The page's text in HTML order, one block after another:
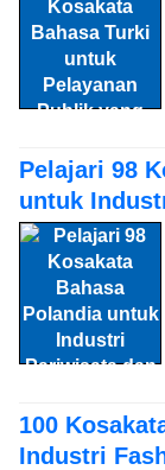
Pelajari 98
untuk
100
Industri